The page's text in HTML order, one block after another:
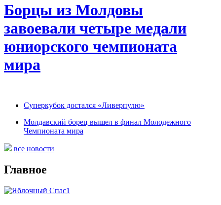
Борцы из Молдовы
завоевали четыре медали
юниорского чемпионата
мира
Суперкубок достался «Ливерпулю»
Молдавский борец вышел в финал Молодежного
Чемпионата мира
все новости
Главное